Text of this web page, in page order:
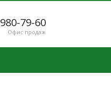
980-79-60
Офис продаж